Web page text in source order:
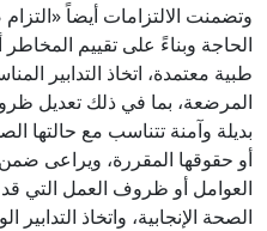
وتضمنت الالتزامات أيضاً
الحاجة وبناءً على تقييم
طبية معتمدة، اتخاذ التدابير
المرضعة، بما في ذلك تعديل
بديلة وآمنة تتناسب مع حالتها
أو حقوقها المقررة، ويراعى ضمن
العوامل أو ظروف العمل التي
الصحة الإنجابية، واتخاذ التدابير